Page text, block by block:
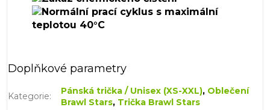
Doplňkové parametry
Kategorie: Pánská trička / Unisex (XS-XXL), Oblečení
Brawl Stars, Trička Brawl Stars